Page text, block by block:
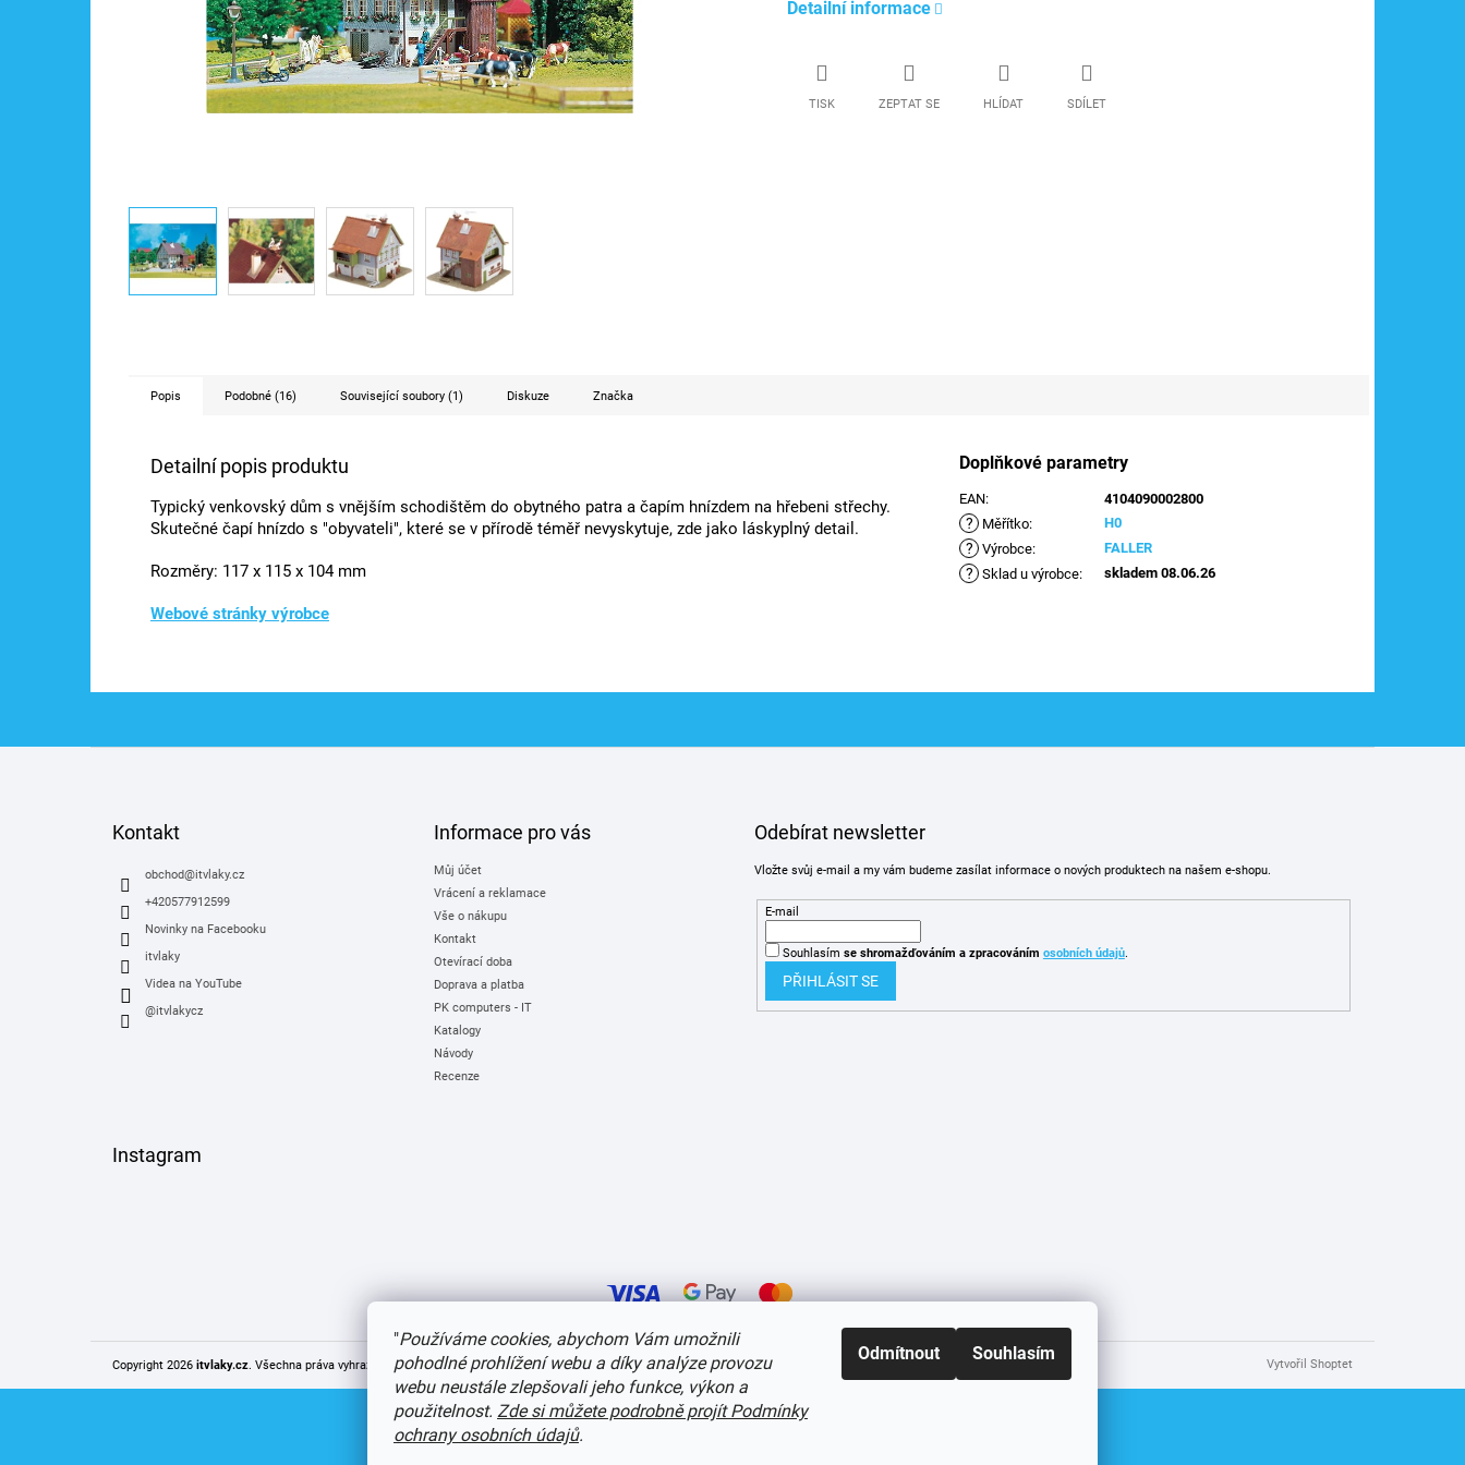
"Používáme cookies, abychom Vám umožnili
pohodlné prohlížení webu a díky analýze provozu
webu neustále zlepšovali jeho funkce, výkon a
použitelnost. Zde si můžete podrobně projít Podmínky
ochrany osobních údajů.
Odmítnout Souhlasím
Detailní informace
TISK ZEPTAT SE HLÍDAT SDÍLET
Popis Podobné (16) Související soubory (1) Diskuze Značka
Detailní popis produktu
Typický venkovský dům s vnějším schodištěm do obytného patra a čapím hnízdem na hřebeni střechy.
Skutečné čapí hnízdo s "obyvateli", které se v přírodě téměř nevyskytuje, zde jako láskyplný detail.
Rozměry: 117 x 115 x 104 mm
Webové stránky výrobce
Doplňkové parametry
EAN: 4104090002800
? Měřítko: H0
? Výrobce: FALLER
? Sklad u výrobce: skladem 08.06.26
Kontakt
obchod@itvlaky.cz
+420577912599
Novinky na Facebooku
itvlaky
Videa na YouTube
@itvlakycz
Informace pro vás
Můj účet
Vrácení a reklamace
Vše o nákupu
Kontakt
Otevírací doba
Doprava a platba
PK computers - IT
Katalogy
Návody
Recenze
Odebírat newsletter
Vložte svůj e-mail a my vám budeme zasílat informace o nových produktech na našem e-shopu.
E-mail
Souhlasím se shromažďováním a zpracováním osobních údajů.
PŘIHLÁSIT SE
Instagram
Vytvořil Shoptet
Copyright 2026 itvlaky.cz . Všechna práva vyhrazena.Upravit nastavení cookies